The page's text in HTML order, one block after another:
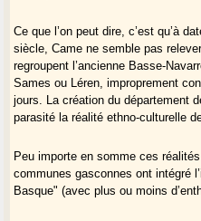
Ce que l’on peut dire, c’est qu’à
siècle, Came ne semble pas
regroupent l’ancienne Basse-
Sames ou Léren, improprement
jours. La création du département
parasité la réalité ethno-culturelle
Peu importe en somme ces
communes gasconnes ont intégré
Basque" (avec plus ou moins